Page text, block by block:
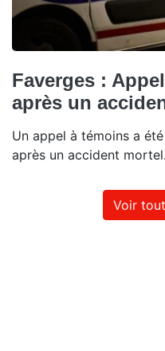
Faverges :
après un
Un appel à témoins a
après un accident mortel.
Voir